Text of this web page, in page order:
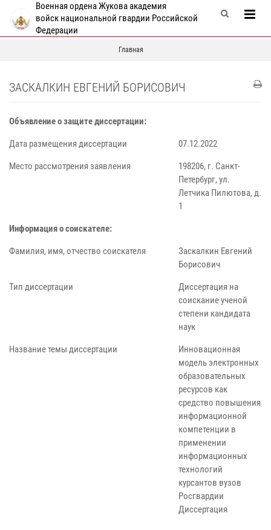
Военная ордена Жукова академия
войск национальной гвардии Российской
Федерации
Главная
ЗАСКАЛКИН ЕВГЕНИЙ БОРИСОВИЧ
Объявление о защите диссертации:
Дата размещения диссертации 07.12.2022
Место рассмотрения заявления
198206, г. Санкт-
Петербург, ул.
Летчика Пилютова, д.
1
Информация о соискателе:
Фамилия, имя, отчество соискателя
Заскалкин Евгений
Борисович
Тип диссертации
Диссертация на
соискание ученой
степени кандидата
наук
Название темы диссертации
Инновационная
модель электронных
образовательных
ресурсов как
средство повышения
информационной
компетенции в
применении
информационных
технологий
курсантов вузов
Росгвардии
Диссертация